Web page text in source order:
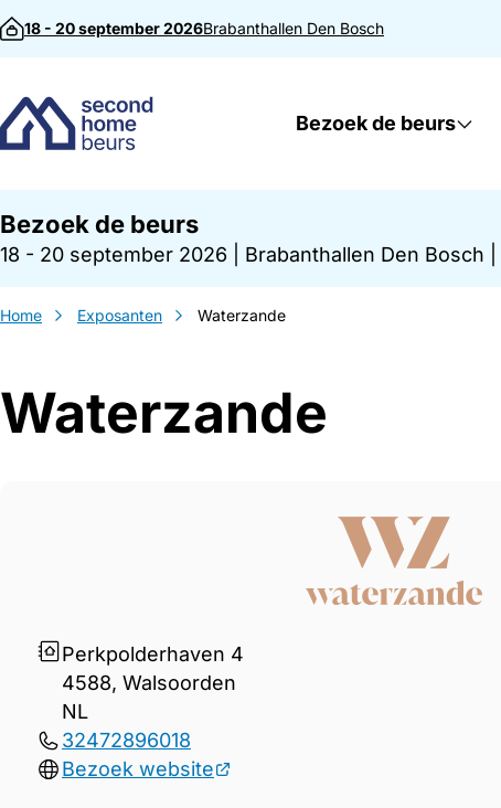
Direct naar inhoud
18 - 20 september 2026Brabanthallen Den Bosch
Bezoek de beurs
Bezoek de beurs
18 - 20 september 2026 Brabanthallen Den Bosch
Home Exposanten Waterzande
Waterzande
Perkpolderhaven 4
4588, Walsoorden
NL
32472896018
Bezoek website
Gegevens Waterzande